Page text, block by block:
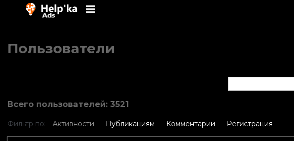
содержимому
Пользователи
Всего пользователей: 3521
Фильтр по: Активности Публикациям Комментарии Регистрация